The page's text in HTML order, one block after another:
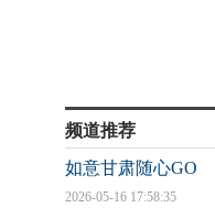
频道推荐
如意甘肃随心GO
2026-05-16 17:58:35